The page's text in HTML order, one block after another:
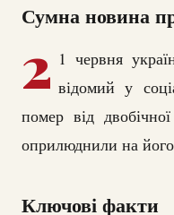
Сумна новина
2 1 червня
відомий у
помер від
оприлюднили на його
Ключові факти